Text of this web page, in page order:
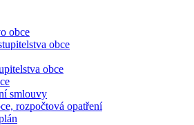
obce
obce
obce
smlouvy
rozpočtová opatření